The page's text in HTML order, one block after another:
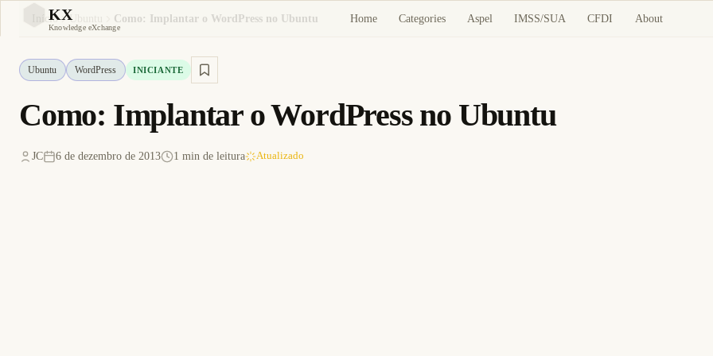
KX
Knowledge eXchange
Home Categories Aspel IMSS/SUA CFDI About
Início Ubuntu Como: Implantar o WordPress no Ubuntu
Ubuntu WordPress INICIANTE
Como: Implantar o WordPress no Ubuntu
JC 6 de dezembro de 2013 1 min de leitura Atualizado